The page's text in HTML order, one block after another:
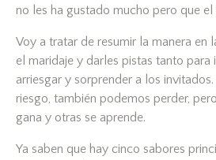
no les ha gustado mucho pero que el
Voy a tratar de resumir la manera en
el maridaje y darles pistas tanto
arriesgar y sorprender a los
riesgo, también podemos perder,
gana y otras se aprende.
Ya saben que hay cinco sabores